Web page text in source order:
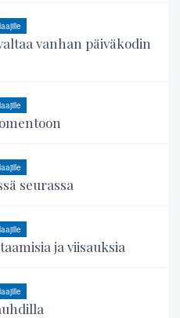
vanhan päiväkodin
seurassa
ja viisauksia